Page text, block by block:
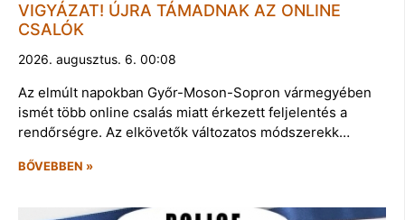
VIGYÁZAT! ÚJRA TÁMADNAK AZ ONLINE
CSALÓK
2026. augusztus. 6. 00:08
Az elmúlt napokban Győr-Moson-Sopron vármegyében
ismét több online csalás miatt érkezett feljelentés a
rendőrségre. Az elkövetők változatos módszerekk…
BŐVEBBEN »